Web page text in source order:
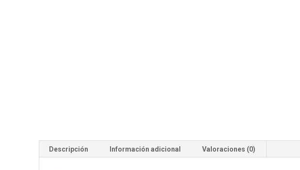
Descripción Información adicional Valoraciones (0)